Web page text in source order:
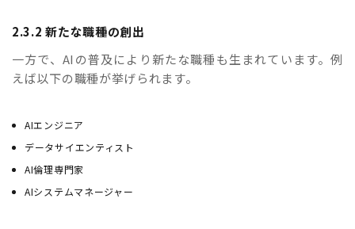
2.3.2 新たな職種の創出
一方で、AIの普及により新たな職種も生まれています。例
えば以下の職種が挙げられます。
AIエンジニア
データサイエンティスト
AI倫理専門家
AIシステムマネージャー